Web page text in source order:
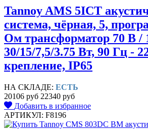
Tannoy AMS 5ICT
система, чёрная, 5,
Ом трансформатор 70 В /
30/15/7,5/3.75 Вт, 90 Гц -
крепление, IP65
НА СКЛАДЕ: ЕСТЬ
20106 руб 22340 руб
Добавить в избранное
АРТИКУЛ: F8196